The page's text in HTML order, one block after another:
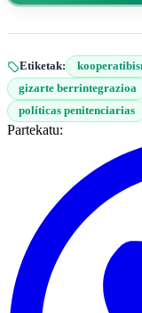
Etiketak:
gizarte berrintegrazioa
políticas penitenciarias
Partekatu: